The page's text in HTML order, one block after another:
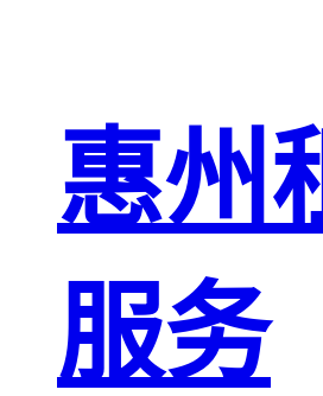
惠州
服务